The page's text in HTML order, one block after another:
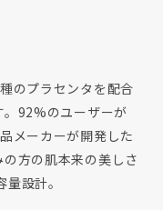
のプラセンタを配合
。92%のユーザーが
メーカーが開発した
方の肌本来の美しさ
設計。